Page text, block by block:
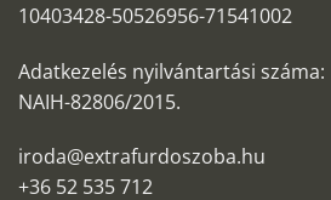
10403428-50526956-71541002
Adatkezelés nyilvántartási száma:
NAIH-82806/2015.
iroda@extrafurdoszoba.hu
+36 52 535 712